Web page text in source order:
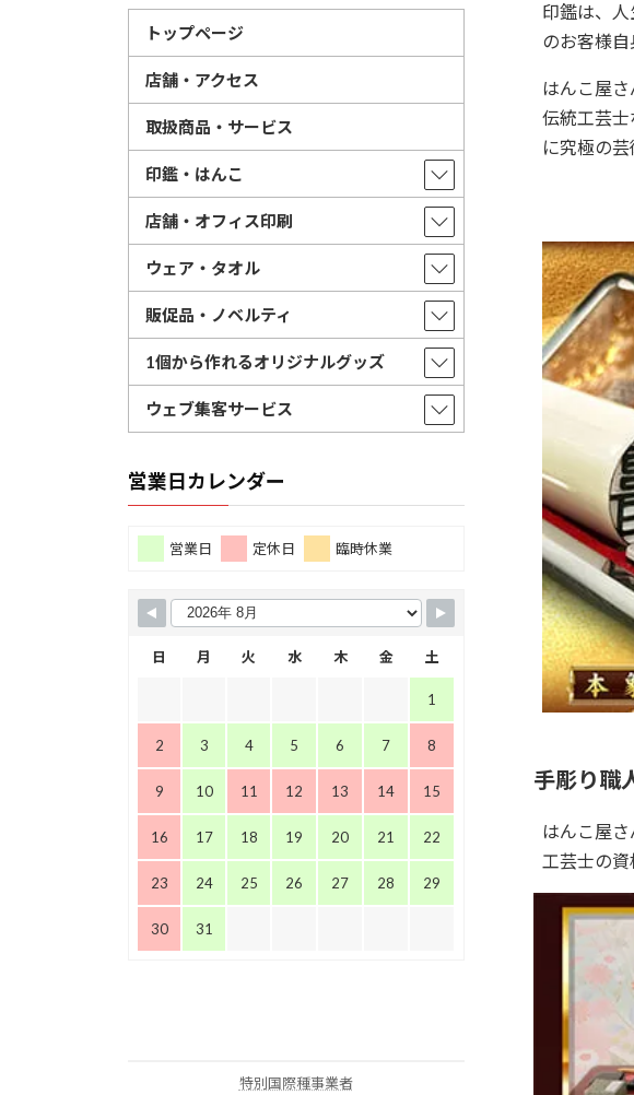
印鑑は、
のお客様自
はんこ屋
伝統工芸
に究極の芸
手彫り職
はんこ屋
工芸士の資
トップページ
店舗・アクセス
取扱商品・サービス
印鑑・はんこ
店舗・オフィス印刷
ウェア・タオル
販促品・ノベルティ
1個から作れるオリジナルグッズ
ウェブ集客サービス
営業日カレンダー
営業日 定休日 臨時休業
日 月 火 水 木 金 土
1
2 3 4 5 6 7 8
9 10 11 12 13 14 15
16 17 18 19 20 21 22
23 24 25 26 27 28 29
30 31
特別国際種事業者